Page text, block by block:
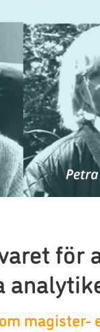
för